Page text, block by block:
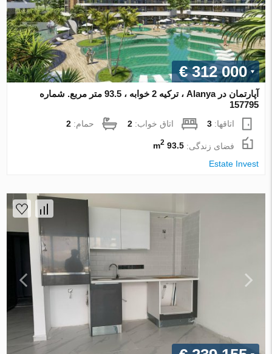
€ 312 000
آپارتمان در Alanya ، ترکیه 2 خوابه ، 93.5 متر مربع. شماره
157795
اتاقها:3 اتاق خواب:2 حمام:2
فضای زندگی:93.5 m
2
Estate Invest